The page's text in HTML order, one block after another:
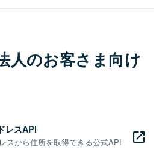
人のお客さま向け
レスAPI
スから住所を取得できる公式API